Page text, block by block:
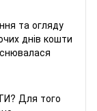
та огляду
днів кошти
Для того